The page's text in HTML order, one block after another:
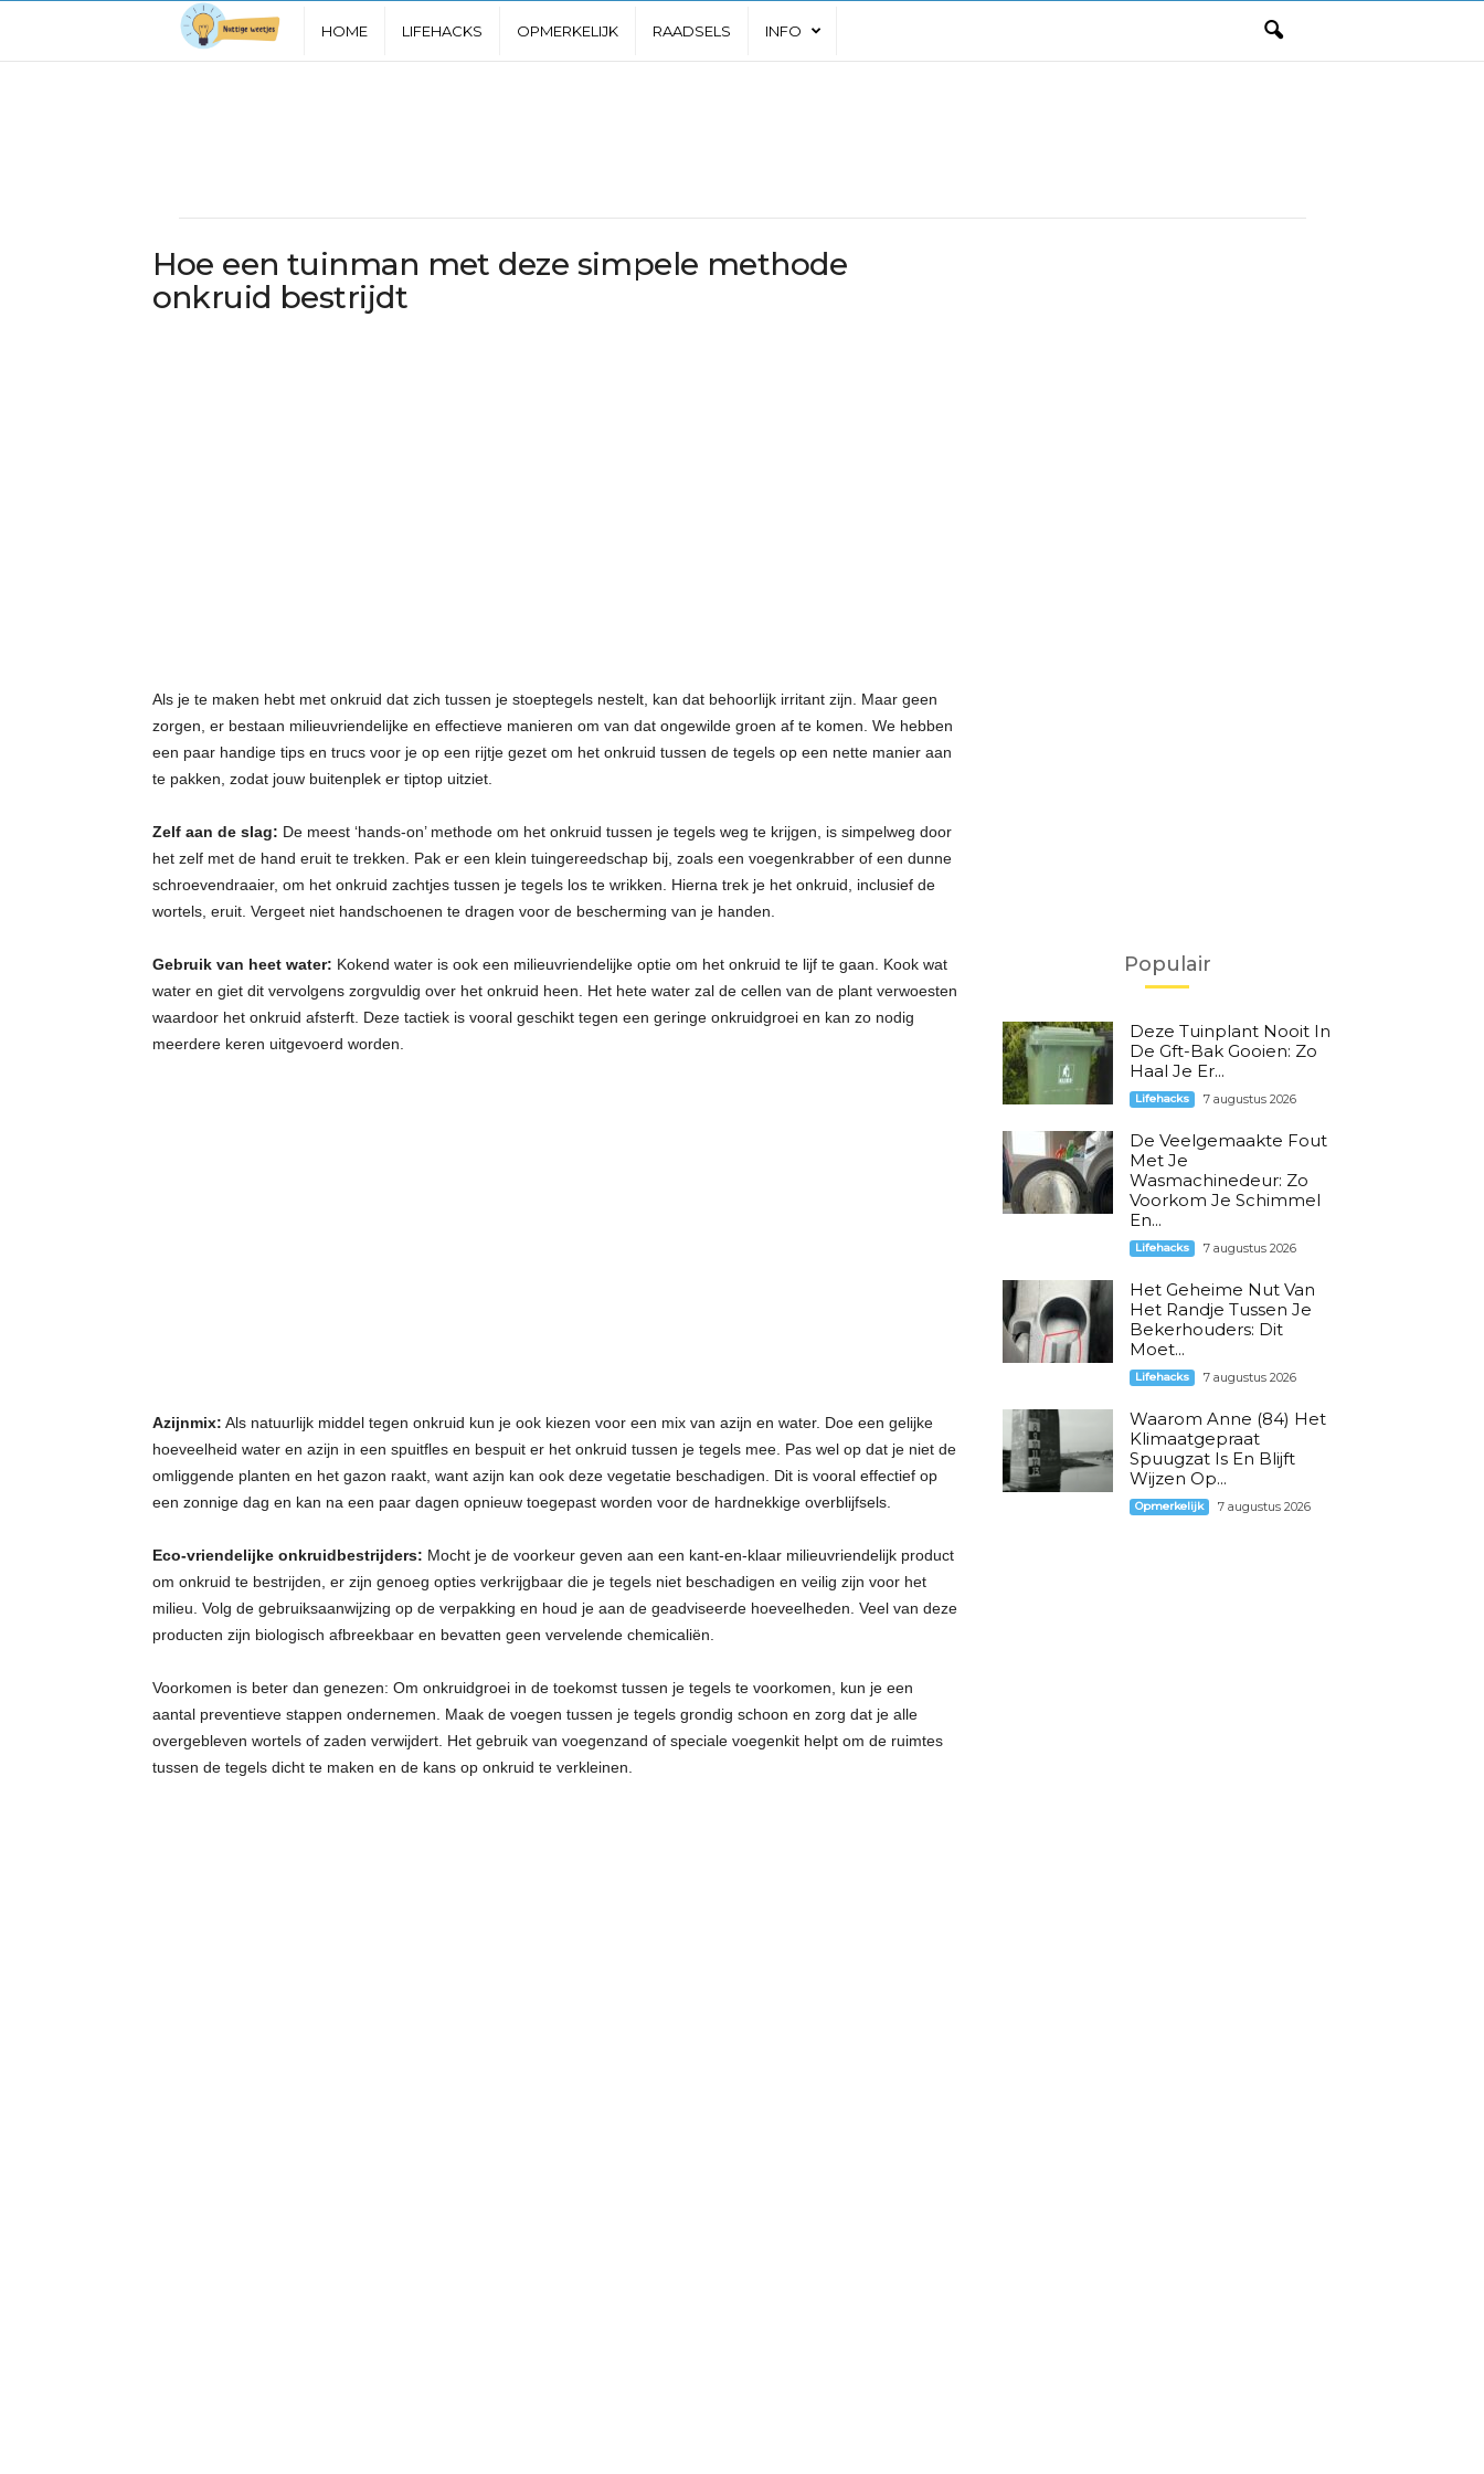
i
g
HOME LIFEHACKS OPMERKELIJK RAADSELS INFO
Hoe een tuinman met deze simpele methode
onkruid bestrijdt
Als je te maken hebt met onkruid dat zich tussen je stoeptegels nestelt, kan dat behoorlijk irritant zijn. Maar geen
zorgen, er bestaan milieuvriendelijke en effectieve manieren om van dat ongewilde groen af te komen. We hebben
een paar handige tips en trucs voor je op een rijtje gezet om het onkruid tussen de tegels op een nette manier aan
te pakken, zodat jouw buitenplek er tiptop uitziet.
Zelf aan de slag: De meest ‘hands-on’ methode om het onkruid tussen je tegels weg te krijgen, is simpelweg door
het zelf met de hand eruit te trekken. Pak er een klein tuingereedschap bij, zoals een voegenkrabber of een dunne
schroevendraaier, om het onkruid zachtjes tussen je tegels los te wrikken. Hierna trek je het onkruid, inclusief de
wortels, eruit. Vergeet niet handschoenen te dragen voor de bescherming van je handen.
Gebruik van heet water: Kokend water is ook een milieuvriendelijke optie om het onkruid te lijf te gaan. Kook wat
water en giet dit vervolgens zorgvuldig over het onkruid heen. Het hete water zal de cellen van de plant verwoesten
waardoor het onkruid afsterft. Deze tactiek is vooral geschikt tegen een geringe onkruidgroei en kan zo nodig
meerdere keren uitgevoerd worden.
Azijnmix: Als natuurlijk middel tegen onkruid kun je ook kiezen voor een mix van azijn en water. Doe een gelijke
hoeveelheid water en azijn in een spuitfles en bespuit er het onkruid tussen je tegels mee. Pas wel op dat je niet de
omliggende planten en het gazon raakt, want azijn kan ook deze vegetatie beschadigen. Dit is vooral effectief op
een zonnige dag en kan na een paar dagen opnieuw toegepast worden voor de hardnekkige overblijfsels.
Eco-vriendelijke onkruidbestrijders: Mocht je de voorkeur geven aan een kant-en-klaar milieuvriendelijk product
om onkruid te bestrijden, er zijn genoeg opties verkrijgbaar die je tegels niet beschadigen en veilig zijn voor het
milieu. Volg de gebruiksaanwijzing op de verpakking en houd je aan de geadviseerde hoeveelheden. Veel van deze
producten zijn biologisch afbreekbaar en bevatten geen vervelende chemicaliën.
Voorkomen is beter dan genezen: Om onkruidgroei in de toekomst tussen je tegels te voorkomen, kun je een
aantal preventieve stappen ondernemen. Maak de voegen tussen je tegels grondig schoon en zorg dat je alle
overgebleven wortels of zaden verwijdert. Het gebruik van voegenzand of speciale voegenkit helpt om de ruimtes
tussen de tegels dicht te maken en de kans op onkruid te verkleinen.
Populair
Deze Tuinplant Nooit In
De Gft-Bak Gooien: Zo
Haal Je Er...
Lifehacks 7 augustus 2026
De Veelgemaakte Fout
Met Je
Wasmachinedeur: Zo
Voorkom Je Schimmel
En...
Lifehacks 7 augustus 2026
Het Geheime Nut Van
Het Randje Tussen Je
Bekerhouders: Dit
Moet...
Lifehacks 7 augustus 2026
Waarom Anne (84) Het
Klimaatgepraat
Spuugzat Is En Blijft
Wijzen Op...
Opmerkelijk 7 augustus 2026